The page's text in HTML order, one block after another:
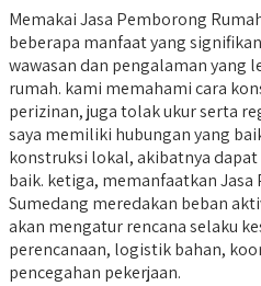
Memakai Jasa Pemborong
beberapa manfaat yang
wawasan dan pengalaman yang
rumah. kami memahami cara
perizinan, juga tolak ukur serta
saya memiliki hubungan yang
konstruksi lokal, akibatnya
baik. ketiga, memanfaatkan
Sumedang meredakan beban
akan mengatur rencana selaku
perencanaan, logistik bahan,
pencegahan pekerjaan.